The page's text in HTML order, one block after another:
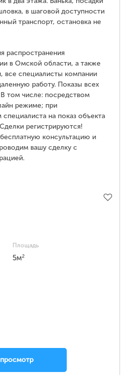
в шаговой доступности
транспорт, остановка не
распространения
в Омской области, а также
все специалисты компании
работу. Показы всех
том числе: посредством
режиме; при
на показ объекта
регистрируются!
консультацию и
вашу сделку с
Площадь
5м2